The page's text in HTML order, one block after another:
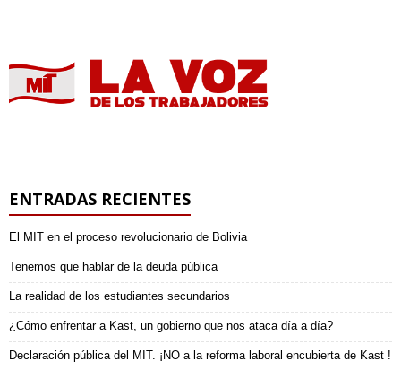
ENTRADAS RECIENTES
El MIT en el proceso revolucionario de Bolivia
Tenemos que hablar de la deuda pública
La realidad de los estudiantes secundarios
¿Cómo enfrentar a Kast, un gobierno que nos ataca día a día?
Declaración pública del MIT. ¡NO a la reforma laboral encubierta de Kast !